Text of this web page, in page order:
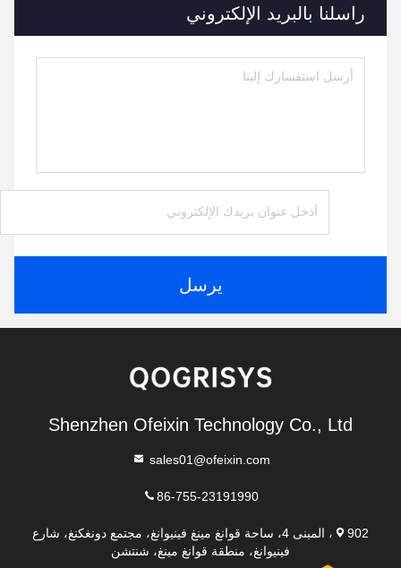
راسلنا بالبريد الإلكتروني
يرسل
Shenzhen Ofeixin Technology Co., Ltd
sales01@ofeixin.com
86-755-23191990
902، المبنى 4، ساحة قوانغ مينغ فينيوانغ، مجتمع دونغكنغ، شارع
فينيوانغ، منطقة قوانغ مينغ، شنتشن